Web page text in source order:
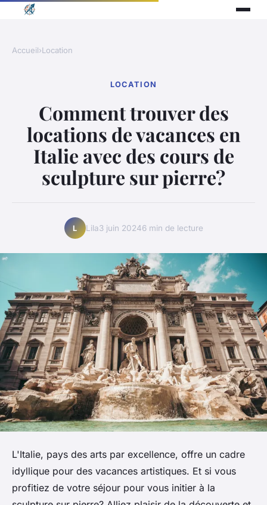
Accueil›Location
LOCATION
Comment trouver des
locations de vacances en
Italie avec des cours de
sculpture sur pierre?
L Lila3 juin 20246 min de lecture
L'Italie, pays des arts par excellence, offre un cadre
idyllique pour des vacances artistiques. Et si vous
profitiez de votre séjour pour vous initier à la